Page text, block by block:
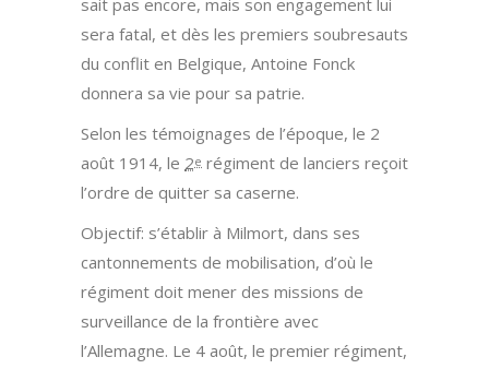
sait pas encore, mais son engagement lui
sera fatal, et dès les premiers soubresauts
du conflit en Belgique, Antoine Fonck
donnera sa vie pour sa patrie.
Selon les témoignages de l’époque, le 2
août 1914, le 2e régiment de lanciers reçoit
l’ordre de quitter sa caserne.
Objectif: s’établir à Milmort, dans ses
cantonnements de mobilisation, d’où le
régiment doit mener des missions de
surveillance de la frontière avec
l’Allemagne. Le 4 août, le premier régiment,